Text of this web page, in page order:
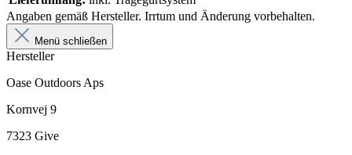
Angaben gemäß Hersteller. Irrtum und Änderung vorbehalten.
Menü schließen
Hersteller
Oase Outdoors Aps
Kornvej 9
7323 Give